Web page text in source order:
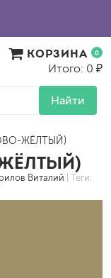
Найти
КОРЗИНА 0
Итого: 0 ₽
ЖЁЛТЫЙ)
Виталий | Теги: